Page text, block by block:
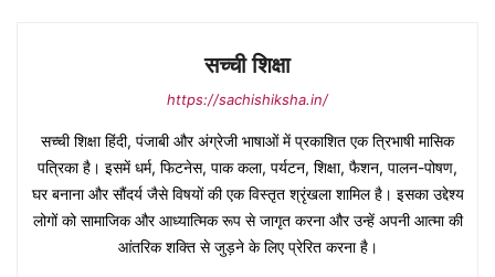
सच्ची शिक्षा
https://sachishiksha.in/
सच्ची शिक्षा हिंदी, पंजाबी और अंग्रेजी भाषाओं में प्रकाशित एक त्रिभाषी मासिक
पत्रिका है। इसमें धर्म, फिटनेस, पाक कला, पर्यटन, शिक्षा, फैशन, पालन-पोषण,
घर बनाना और सौंदर्य जैसे विषयों की एक विस्तृत श्रृंखला शामिल है। इसका उद्देश्य
लोगों को सामाजिक और आध्यात्मिक रूप से जागृत करना और उन्हें अपनी आत्मा की
आंतरिक शक्ति से जुड़ने के लिए प्रेरित करना है।